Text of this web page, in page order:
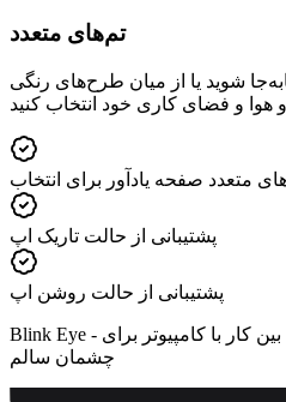
تم‌های متعدد
شوید یا از میان طرح‌های رنگی
متعدد صفحه یادآور برای انتخاب
پشتیبانی از حالت تاریک اپ
پشتیبانی از حالت روشن اپ
Blink Eye - کار با کامپیوتر برای
چشمان سالم